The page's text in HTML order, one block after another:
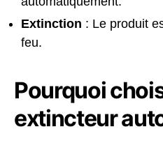
Extinction : Le produit
feu.
Pourquoi
extincteur